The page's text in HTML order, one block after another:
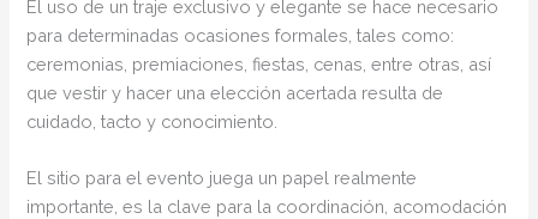
El uso de un traje exclusivo y elegante se hace necesario
para determinadas ocasiones formales, tales como:
ceremonias, premiaciones, fiestas, cenas, entre otras, así
que vestir y hacer una elección acertada resulta de
cuidado, tacto y conocimiento.
El sitio para el evento juega un papel realmente
importante, es la clave para la coordinación, acomodación